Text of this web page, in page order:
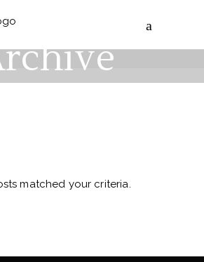
matched your criteria.